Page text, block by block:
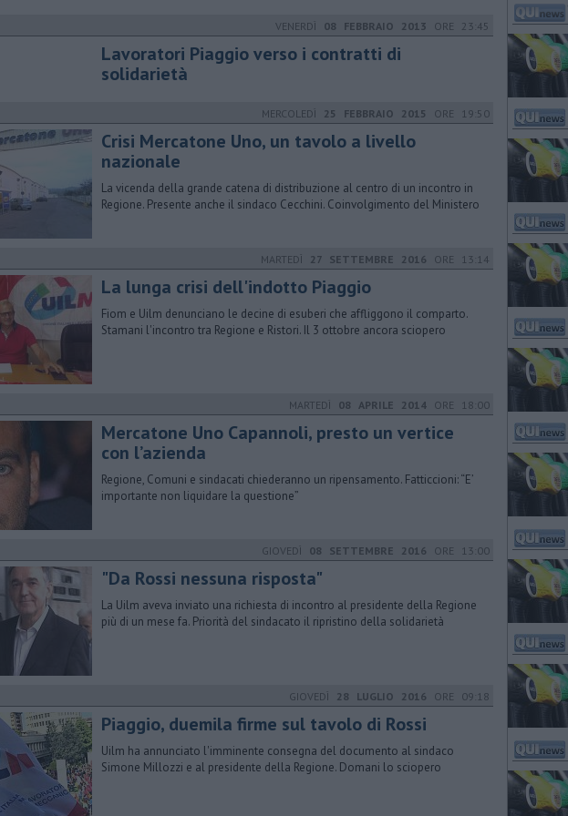
VENERDÌ 08 FEBBRAIO 2013 ORE 23:45
Lavoratori Piaggio verso i contratti di
solidarietà
MERCOLEDÌ 25 FEBBRAIO 2015 ORE 19:50
Crisi Mercatone Uno, un tavolo a livello
nazionale
La vicenda della grande catena di distribuzione al centro di un incontro in
Regione. Presente anche il sindaco Cecchini. Coinvolgimento del Ministero
MARTEDÌ 27 SETTEMBRE 2016 ORE 13:14
La lunga crisi dell'indotto Piaggio
Fiom e Uilm denunciano le decine di esuberi che affliggono il comparto.
Stamani l'incontro tra Regione e Ristori. Il 3 ottobre ancora sciopero
MARTEDÌ 08 APRILE 2014 ORE 18:00
​Mercatone Uno Capannoli, presto un vertice
con l’azienda
Regione, Comuni e sindacati chiederanno un ripensamento. Fatticcioni: “E’
importante non liquidare la questione”
GIOVEDÌ 08 SETTEMBRE 2016 ORE 13:00
"Da Rossi nessuna risposta"
La Uilm aveva inviato una richiesta di incontro al presidente della Regione
più di un mese fa. Priorità del sindacato il ripristino della solidarietà
GIOVEDÌ 28 LUGLIO 2016 ORE 09:18
Piaggio, duemila firme sul tavolo di Rossi
Uilm ha annunciato l'imminente consegna del documento al sindaco
Simone Millozzi e al presidente della Regione. Domani lo sciopero